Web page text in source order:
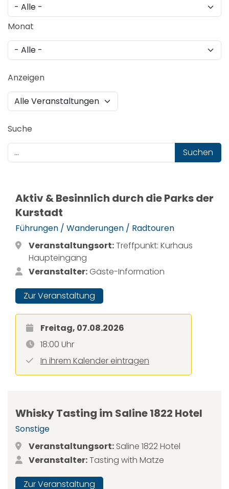
Monat
Anzeigen
Suche
Suchen
Aktiv & Besinnlich durch die Parks der
Kurstadt
Führungen / Wanderungen / Radtouren
Veranstaltungsort:Treffpunkt: Kurhaus
Haupteingang
Veranstalter: Gäste-Information
Zur Veranstaltung
Freitag, 07.08.2026
18:00 Uhr
In ihrem Kalender eintragen
Whisky Tasting im Saline 1822 Hotel
Sonstige
Veranstaltungsort: Saline 1822 Hotel
Veranstalter:Tasting with Matze
Zur Veranstaltung